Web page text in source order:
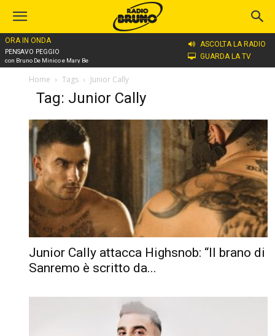
ORA IN ONDA
PENSAVO PEGGIO
con Bruno De Minico e Mary Be
ASCOLTA LA RADIO
GUARDA LA TV
Home Tags Junior Cally
Tag: Junior Cally
Junior Cally attacca Highsnob: “Il brano di
Sanremo è scritto da...